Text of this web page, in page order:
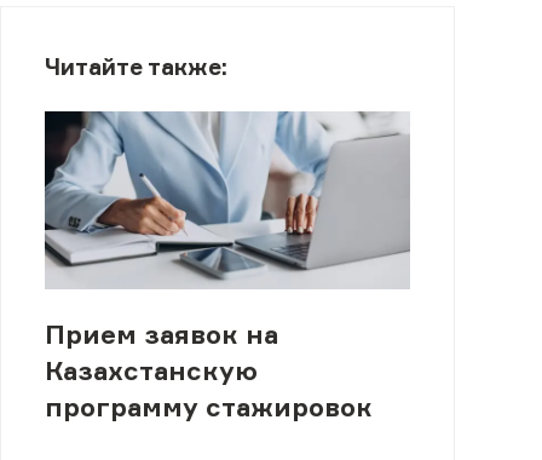
Читайте также:
Прием заявок на
Казахстанскую
программу стажировок